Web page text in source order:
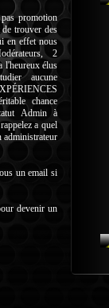
promotion
trouver des
en effet nous
2
l'heureux élus
aucune
chance
Admin à
a quel
un email si
devenir un